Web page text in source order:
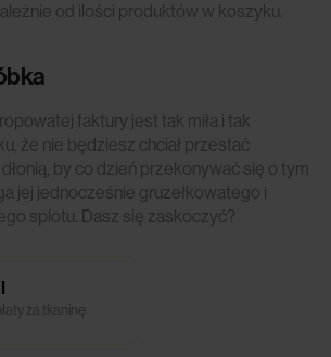
od ilości produktów w koszyku.
faktury jest tak miła i tak
że nie będziesz chciał przestać
by co dzień przekonywać się o tym
jej jednocześnie gruzełkowatego i
splotu. Dasz się zaskoczyć?
za tkaninę